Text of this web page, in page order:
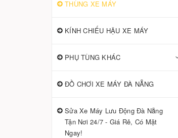
THÙNG XE MÁY
KÍNH CHIẾU HẬU XE MÁY
PHỤ TÙNG KHÁC
ĐỒ CHƠI XE MÁY ĐÀ NẴNG
Sửa Xe Máy Lưu Động Đà Nẵng
Tận Nơi 24/7 - Giá Rẻ, Có Mặt
Ngay!